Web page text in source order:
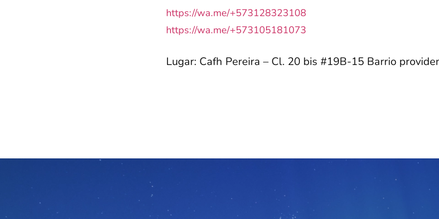
https://wa.me/+573128323108
https://wa.me/+573105181073
Lugar: Cafh Pereira – Cl. 20 bis #19B-15 Barrio